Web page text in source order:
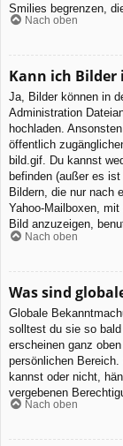
Smilies begrenzen,
Nach oben
Kann ich Bilder
Ja, Bilder können in
Administration
hochladen.
öffentlich
bild.gif. Du kannst
befinden (außer es
Bildern, die nur nach
Yahoo-Mailboxen,
Bild anzuzeigen,
Nach oben
Was sind
Globale
solltest du sie so
erscheinen ganz
persönlichen
kannst oder nicht,
vergebenen
Nach oben